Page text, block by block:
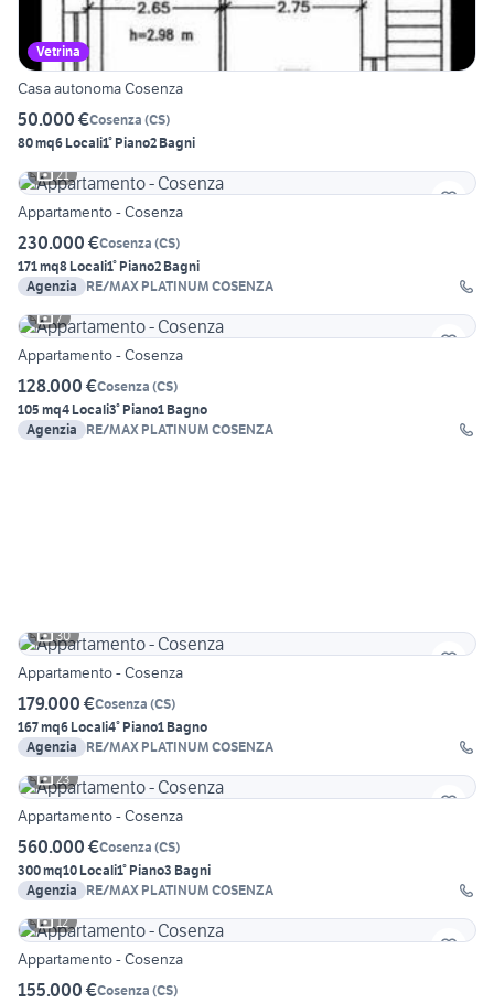
Vetrina
Casa autonoma Cosenza
50.000 €Cosenza (CS)
80 mq6 Locali1° Piano2 Bagni
21
Appartamento - Cosenza
230.000 €Cosenza (CS)
171 mq8 Locali1° Piano2 Bagni
Agenzia
RE/MAX PLATINUM COSENZA
7
Appartamento - Cosenza
128.000 €Cosenza (CS)
105 mq4 Locali3° Piano1 Bagno
Agenzia
RE/MAX PLATINUM COSENZA
30
Appartamento - Cosenza
179.000 €Cosenza (CS)
167 mq6 Locali4° Piano1 Bagno
Agenzia
RE/MAX PLATINUM COSENZA
23
Appartamento - Cosenza
560.000 €Cosenza (CS)
300 mq10 Locali1° Piano3 Bagni
Agenzia
RE/MAX PLATINUM COSENZA
12
Appartamento - Cosenza
155.000 €Cosenza (CS)